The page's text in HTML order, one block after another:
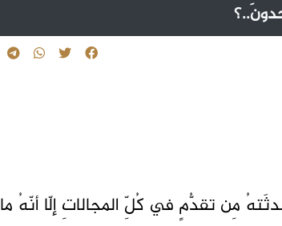
مِن تقدُّمٍ في كُلِّ المجالاتِ إلّا أنّهُ ما